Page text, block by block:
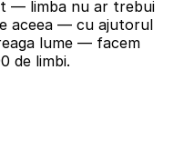
— limba nu ar trebui
aceea — cu ajutorul
lume — facem
de limbi.